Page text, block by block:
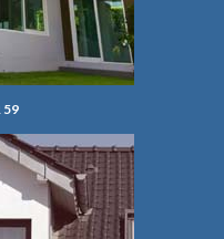
59